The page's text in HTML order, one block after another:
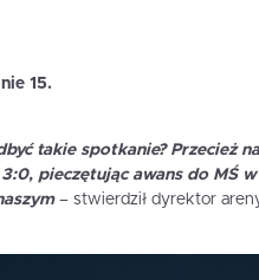
15.
takie spotkanie? Przecież
pieczętując awans do MŚ
– stwierdził dyrektor